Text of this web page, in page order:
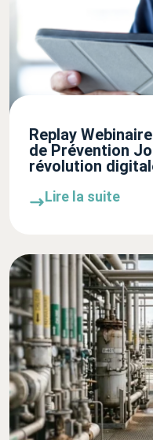
Replay
de Prévention
révolution
Lire la suite